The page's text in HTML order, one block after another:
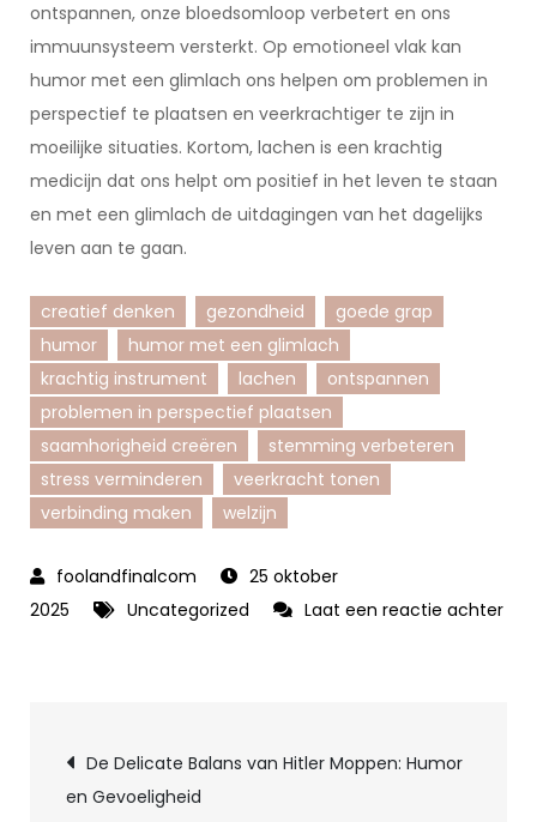
ontspannen, onze bloedsomloop verbetert en ons
immuunsysteem versterkt. Op emotioneel vlak kan
humor met een glimlach ons helpen om problemen in
perspectief te plaatsen en veerkrachtiger te zijn in
moeilijke situaties. Kortom, lachen is een krachtig
medicijn dat ons helpt om positief in het leven te staan
en met een glimlach de uitdagingen van het dagelijks
leven aan te gaan.
creatief denken gezondheid
goede grap
humor
humor met een glimlach
krachtig instrument
lachen
ontspannen
problemen in perspectief plaatsen
saamhorigheid creëren
stemming verbeteren
stress verminderen
veerkracht tonen
verbinding maken
welzijn
25 oktober
2025
Uncategorized
Laat een reactie achter
Humor:Berichtnavigatie
De Delicate Balans van Hitler Moppen: Humor
en Gevoeligheid